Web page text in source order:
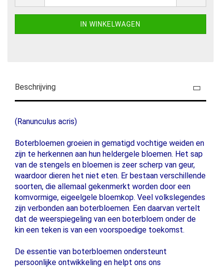
Beschrijving
(Ranunculus acris)
Boterbloemen groeien in gematigd vochtige weiden en
zijn te herkennen aan hun heldergele bloemen. Het sap
van de stengels en bloemen is zeer scherp van geur,
waardoor dieren het niet eten. Er bestaan ​​verschillende
soorten, die allemaal gekenmerkt worden door een
komvormige, eigeelgele bloemkop. Veel volkslegendes
zijn verbonden aan boterbloemen. Een daarvan vertelt
dat de weerspiegeling van een boterbloem onder de
kin een teken is van een voorspoedige toekomst.
De essentie van boterbloemen ondersteunt
persoonlijke ontwikkeling en helpt ons ons